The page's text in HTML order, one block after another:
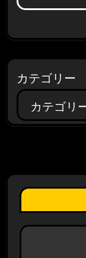
カテゴリー